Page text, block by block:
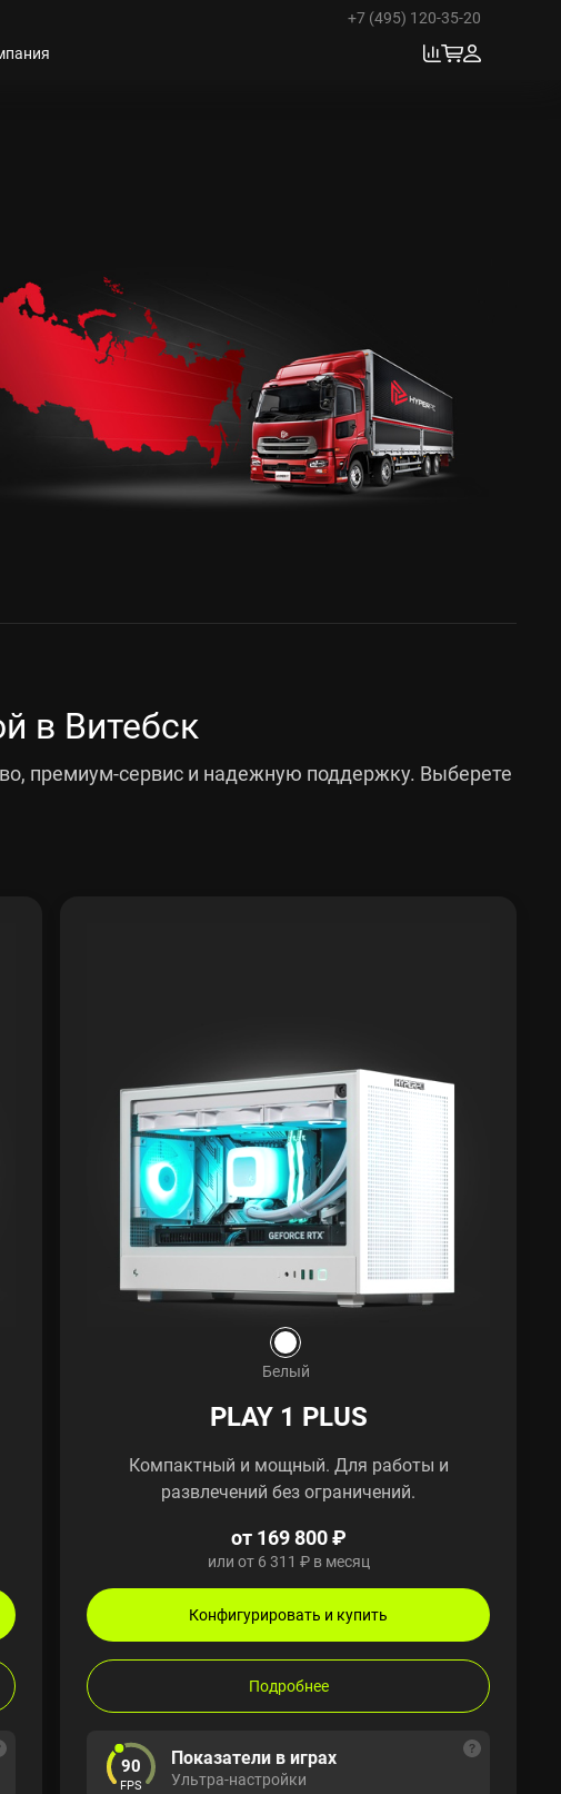
+7 (495) 120-35-20
в Витебск
премиум-сервис и надежную поддержку. Выберете
Белый
PLAY 1 PLUS
Компактный и мощный. Для работы и
развлечений без ограничений.
от 169 800 ₽
или от 6 311 ₽ в месяц
Конфигурировать и купить
Подробнее
90
FPS
Показатели в играх
Ультра-настройки